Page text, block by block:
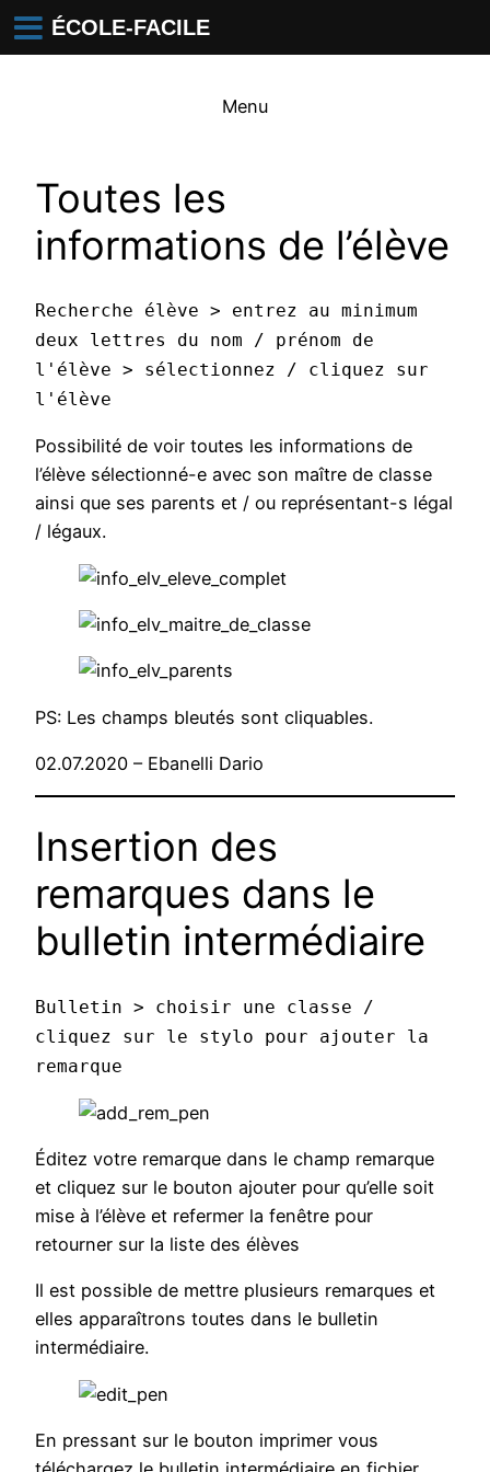
Menu
Toutes les
informations de l’élève
Recherche élève > entrez au minimum
deux lettres du nom / prénom de
l'élève > sélectionnez / cliquez sur
l'élève
Possibilité de voir toutes les informations de
l’élève sélectionné-e avec son maître de classe
ainsi que ses parents et / ou représentant-s légal
/ légaux.
PS: Les champs bleutés sont cliquables.
02.07.2020 – Ebanelli Dario
Insertion des
remarques dans le
bulletin intermédiaire
Bulletin > choisir une classe /
cliquez sur le stylo pour ajouter la
remarque
Éditez votre remarque dans le champ remarque
et cliquez sur le bouton ajouter pour qu’elle soit
mise à l’élève et refermer la fenêtre pour
retourner sur la liste des élèves
Il est possible de mettre plusieurs remarques et
elles apparaîtrons toutes dans le bulletin
intermédiaire.
En pressant sur le bouton imprimer vous
ÉCOLE-FACILE